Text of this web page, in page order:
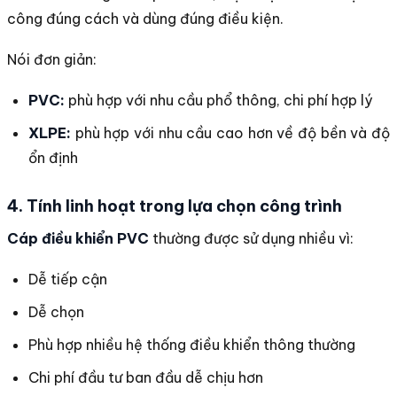
công đúng cách và dùng đúng điều kiện.
Nói đơn giản:
PVC: phù hợp với nhu cầu phổ thông, chi phí hợp lý
XLPE: phù hợp với nhu cầu cao hơn về độ bền và độ
ổn định
4. Tính linh hoạt trong lựa chọn công trình
Cáp điều khiển PVC thường được sử dụng nhiều vì:
Dễ tiếp cận
Dễ chọn
Phù hợp nhiều hệ thống điều khiển thông thường
Chi phí đầu tư ban đầu dễ chịu hơn